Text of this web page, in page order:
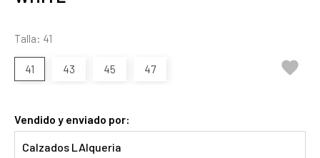
Talla: 41
41 43 45 47 
Vendido y enviado por:
Calzados LAlqueria